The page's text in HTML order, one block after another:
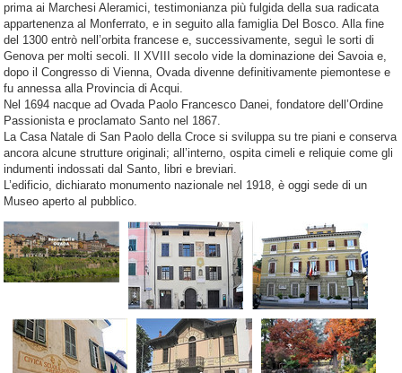
prima ai Marchesi Aleramici, testimonianza più fulgida della sua radicata
appartenenza al Monferrato, e in seguito alla famiglia Del Bosco. Alla fine
del 1300 entrò nell’orbita francese e, successivamente, seguì le sorti di
Genova per molti secoli. Il XVIII secolo vide la dominazione dei Savoia e,
dopo il Congresso di Vienna, Ovada divenne definitivamente piemontese e
fu annessa alla Provincia di Acqui.
Nel 1694 nacque ad Ovada Paolo Francesco Danei, fondatore dell’Ordine
Passionista e proclamato Santo nel 1867.
La Casa Natale di San Paolo della Croce si sviluppa su tre piani e conserva
ancora alcune strutture originali; all’interno, ospita cimeli e reliquie come gli
indumenti indossati dal Santo, libri e breviari.
L’edificio, dichiarato monumento nazionale nel 1918, è oggi sede di un
Museo aperto al pubblico.